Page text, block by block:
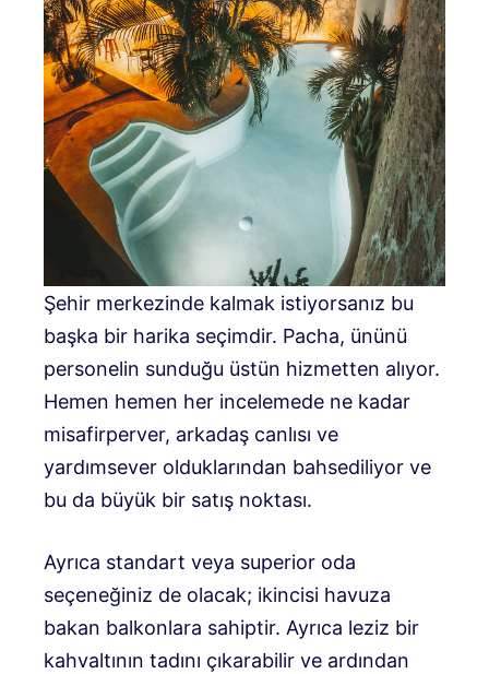
Şehir merkezinde kalmak istiyorsanız bu
başka bir harika seçimdir. Pacha, ününü
personelin sunduğu üstün hizmetten alıyor.
Hemen hemen her incelemede ne kadar
misafirperver, arkadaş canlısı ve
yardımsever olduklarından bahsediliyor ve
bu da büyük bir satış noktası.
Ayrıca standart veya superior oda
seçeneğiniz de olacak; ikincisi havuza
bakan balkonlara sahiptir. Ayrıca leziz bir
kahvaltının tadını çıkarabilir ve ardından